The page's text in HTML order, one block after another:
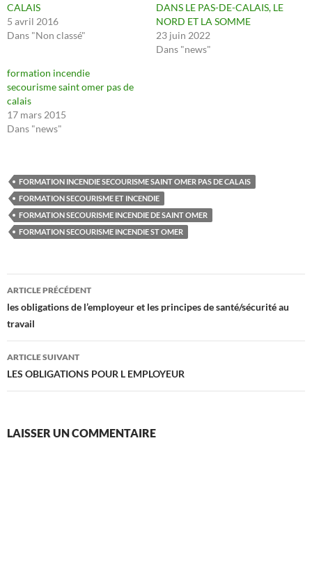
CALAIS
5 avril 2016
Dans "Non classé"
DANS LE PAS-DE-CALAIS, LE
NORD ET LA SOMME
23 juin 2022
Dans "news"
formation incendie
secourisme saint omer pas de
calais
17 mars 2015
Dans "news"
FORMATION INCENDIE SECOURISME SAINT OMER PAS DE CALAIS
FORMATION SECOURISME ET INCENDIE
FORMATION SECOURISME INCENDIE DE SAINT OMER
FORMATION SECOURISME INCENDIE ST OMER
Navigation
des
articles
ARTICLE PRÉCÉDENT
les obligations de l’employeur et les principes de santé/sécurité au
travail
ARTICLE SUIVANT
LES OBLIGATIONS POUR L EMPLOYEUR
LAISSER UN COMMENTAIRE